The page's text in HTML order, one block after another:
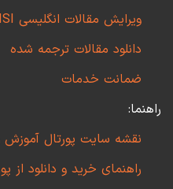
ویرایش مقالات انگلیسی ISI
دانلود مقالات ترجمه شده
ضمانت خدمات
راهنما:
نقشه سایت پورتال
راهنمای خرید و دانلود